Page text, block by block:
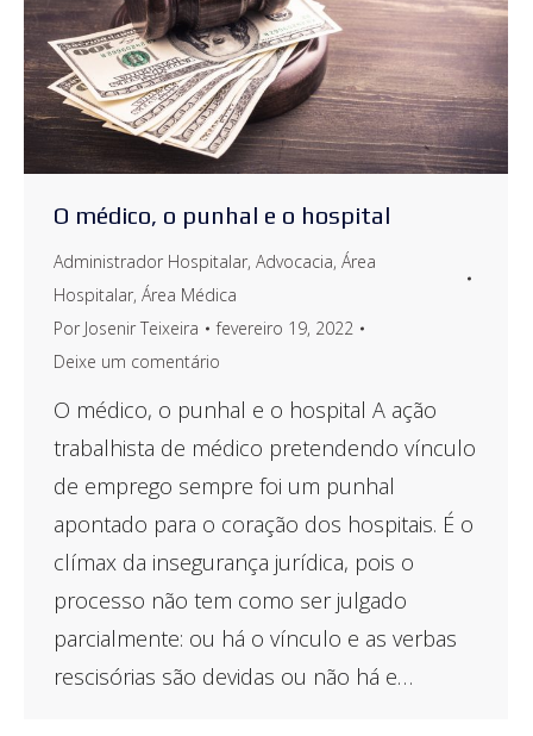
O médico, o punhal e o hospital
Administrador Hospitalar, Advocacia, Área
Hospitalar, Área Médica
Por Josenir Teixeira
fevereiro 19, 2022
Deixe um comentário
O médico, o punhal e o hospital A ação
trabalhista de médico pretendendo vínculo
de emprego sempre foi um punhal
apontado para o coração dos hospitais. É o
clímax da insegurança jurídica, pois o
processo não tem como ser julgado
parcialmente: ou há o vínculo e as verbas
rescisórias são devidas ou não há e…